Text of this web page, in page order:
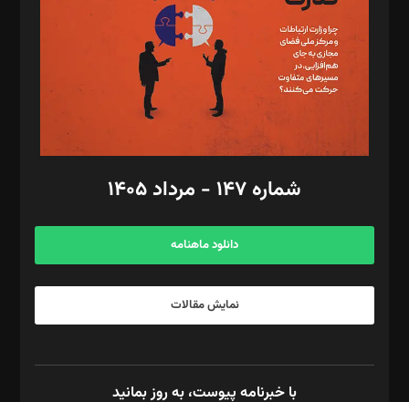
ویرایش: نگار استاد‌‌آقا
طراح یونیفرم: مجید توکلی
فیلمبرداری و عکاسی: امیر شفیعی، مانی لطفی زاده
گرافیک و صفحه‌آرایی: سید‌سبحان‌علی ثابت
مد‌یر توسعه تجاری: کامبیز برید‌
امور مالی: شاپور رهبری، محمد‌ کاظمی‌نیا
آگهی و مشترکین: ۰۹۱۹۹۹۹۰۴۵۴
شماره ۱۴۷ - مرداد ۱۴۰۵
دانلود ماهنامه
نمایش مقالات
با خبرنامه پیوست، به روز بمانید